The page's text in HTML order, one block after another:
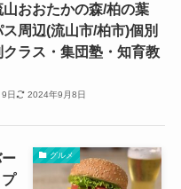
山おおたかの森/柏の葉
周辺(流山市/柏市)個別
クラス・集団塾・知育教
9日 2024年9月8日
グルメ